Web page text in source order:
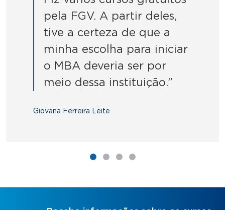
pela FGV. A partir deles,
tive a certeza de que a
minha escolha para iniciar
o MBA deveria ser por
meio dessa instituição.”
Giovana Ferreira Leite